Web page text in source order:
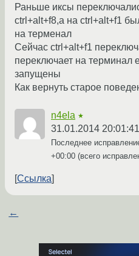
Раньше иксы
ctrl+alt+f8,а на ctrl+alt+f1
на терменал
Сейчас ctrl+alt+f1
переключает на терминал
запущены
Как вернуть старое
n4ela ★
31.01.2014
Последнее
+00:00 (всего
Ссылка
←